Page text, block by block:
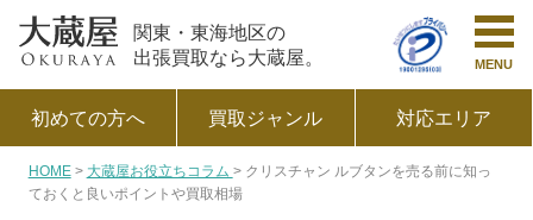
関東・東海地区の
出張買取なら大蔵屋。
MENU
初めての方へ 買取ジャンル 対応エリア
HOME 大蔵屋お役立ちコラム
クリスチャン ルブタンを売る前に知っ
ておくと良いポイントや買取相場